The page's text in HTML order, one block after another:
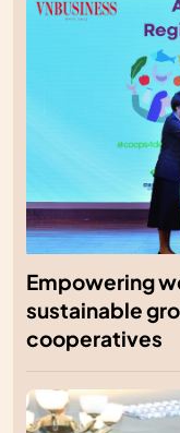
Empowering
sustainable
cooperatives